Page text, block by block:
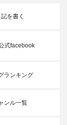
記を書く
式facebook
ランキング
ンル一覧